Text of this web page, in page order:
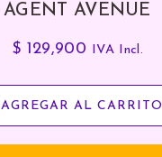
AGENT AVENUE
$ 129,900 IVA Incl.
AGREGAR AL CARRITO